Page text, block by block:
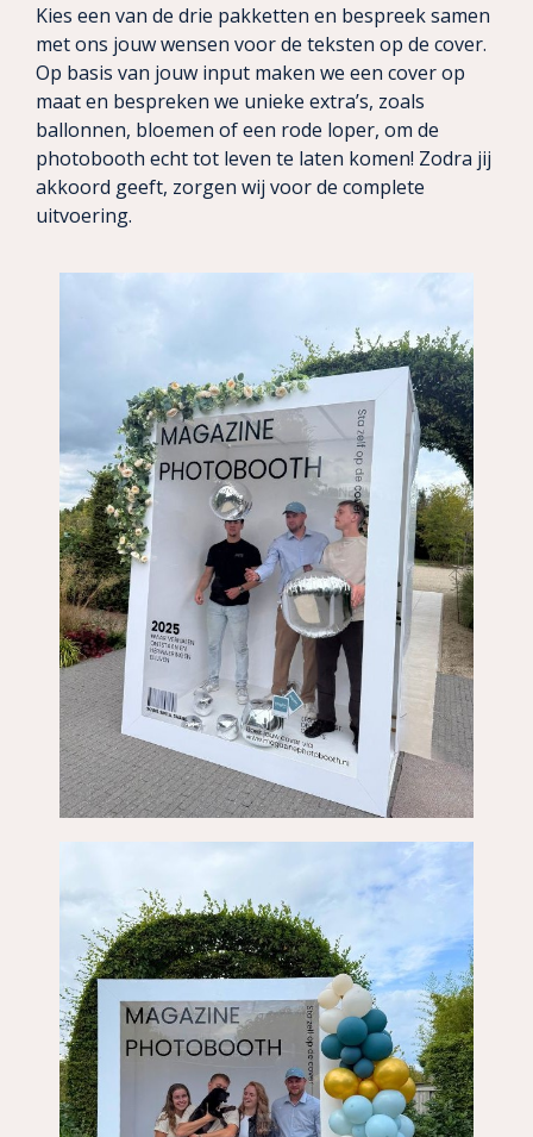
Kies een van de drie pakketten en bespreek samen
met ons jouw wensen voor de teksten op de cover.
Op basis van jouw input maken we een cover op
maat en bespreken we unieke extra’s, zoals
ballonnen, bloemen of een rode loper, om de
photobooth echt tot leven te laten komen! Zodra jij
akkoord geeft, zorgen wij voor de complete
uitvoering.